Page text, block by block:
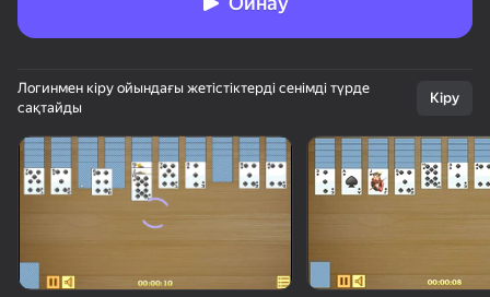
Құрылғыны бұрыңыз
Ойын тек көлденең
бағдарда ғана істейді
Логинмен кіру ойындағы жетістіктерді сенімді түрде
сақтайды
Кіру